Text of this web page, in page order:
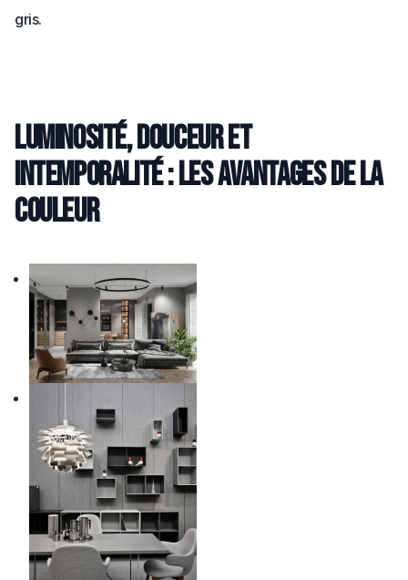
gris.
Luminosité, douceur et
intemporalité : les avantages de la
couleur